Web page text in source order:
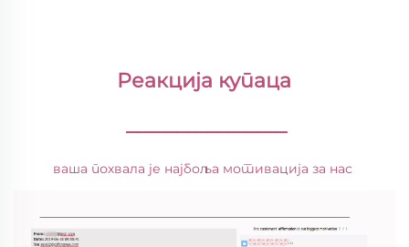
Реакција купаца
________________
ваша похвала је најбоља мотивација за нас